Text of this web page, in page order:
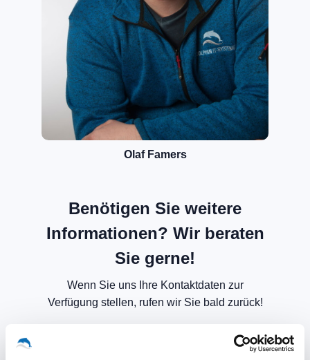
Olaf Famers
Benötigen Sie weitere
Informationen? Wir beraten
Sie gerne!
Wenn Sie uns Ihre Kontaktdaten zur
Verfügung stellen, rufen wir Sie bald zurück!